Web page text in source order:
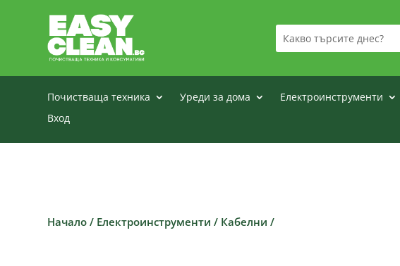
Почистваща техника Уреди за дома Електроинструменти
Вход
Начало / Електроинструменти / Кабелни /